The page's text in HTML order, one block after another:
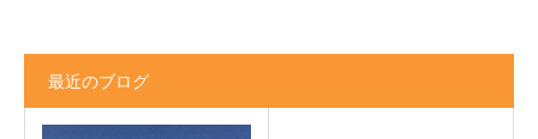
最近のブログ